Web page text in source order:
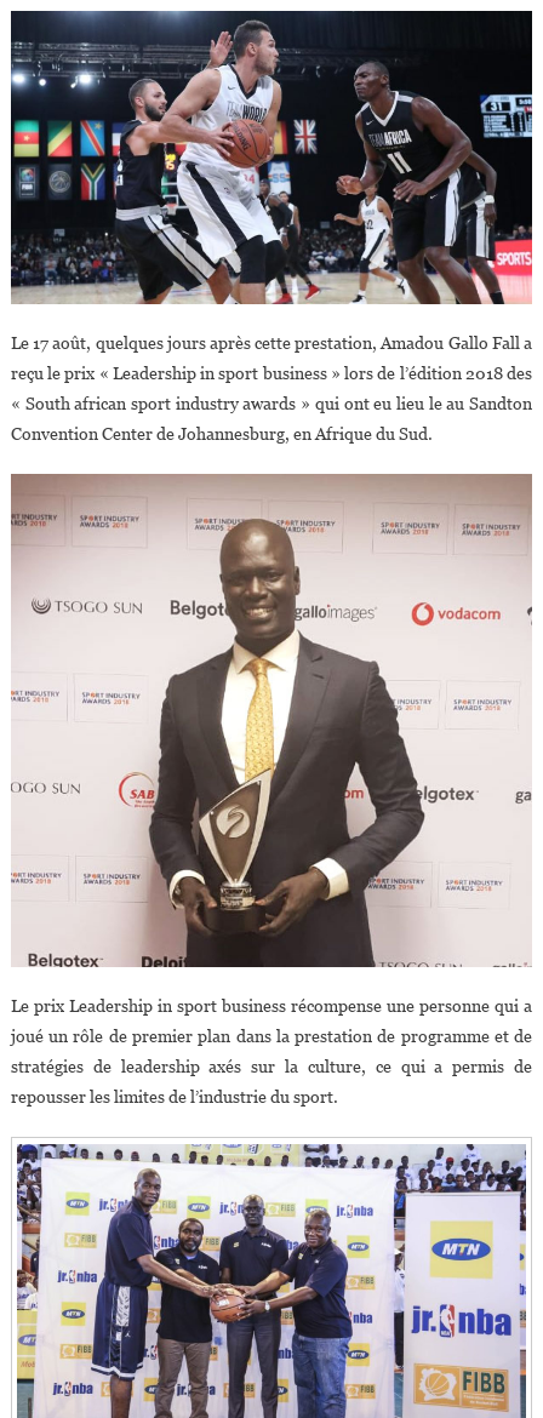
Le 17 août, quelques jours après cette prestation, Amadou Gallo Fall a
reçu le prix « Leadership in sport business » lors de l’édition 2018 des
« South african sport industry awards » qui ont eu lieu le au Sandton
Convention Center de Johannesburg, en Afrique du Sud.
Le prix Leadership in sport business récompense une personne qui a
joué un rôle de premier plan dans la prestation de programme et de
stratégies de leadership axés sur la culture, ce qui a permis de
repousser les limites de l’industrie du sport.